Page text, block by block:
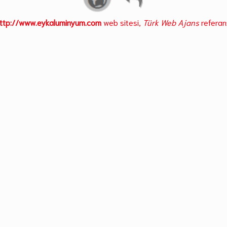
www.eykaluminyum.comweb sitesi, Türk Web Ajans